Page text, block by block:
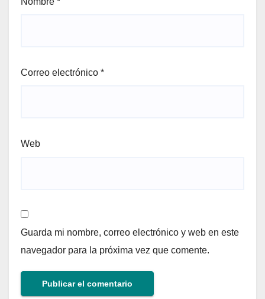
Correo electrónico *
Web
Guarda mi nombre, correo electrónico y web en este
navegador para la próxima vez que comente.